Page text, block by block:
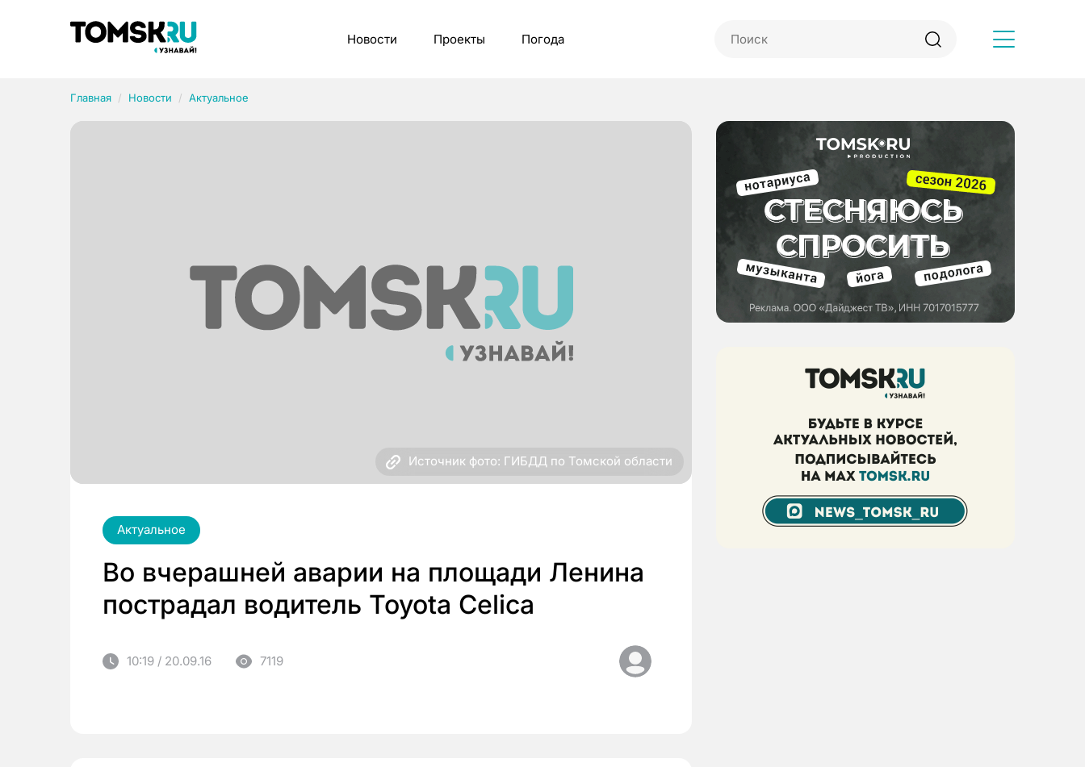
Новости Проекты Погода
Главная Новости Актуальное
Источник фото: ГИБДД по Томской области
Актуальное
Во вчерашней аварии на площади Ленина
пострадал водитель Toyota Celica
10:19 / 20.09.16 7119
Рубрики